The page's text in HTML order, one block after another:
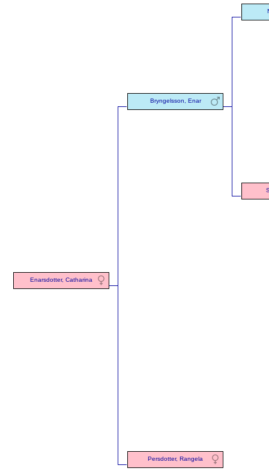
Enarsdotter, Catharina
Bryngelsson, Enar
Persdotter, Rangela